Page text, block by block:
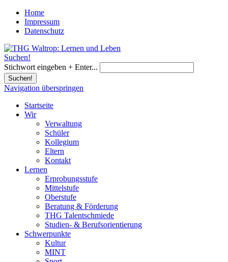
Home
Impressum
Datenschutz
Suchen!
Stichwort eingeben + Enter...
Suchen!
Navigation überspringen
Startseite
Wir
Verwaltung
Schüler
Kollegium
Eltern
Kontakt
Lernen
Erprobungsstufe
Mittelstufe
Oberstufe
Beratung & Förderung
THG Talentschmiede
Studien- & Berufsorientierung
Schwerpunkte
Kultur
MINT